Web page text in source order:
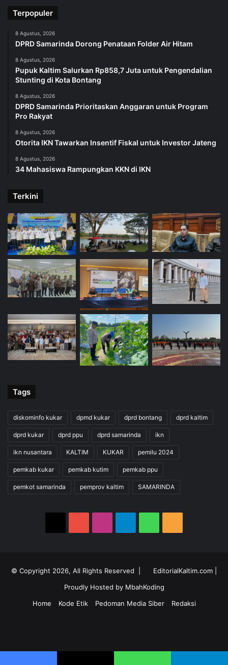
Terpopuler
8 Agustus, 2026
DPRD Samarinda Dorong Penataan Folder Air Hitam
8 Agustus, 2026
Pupuk Kaltim Salurkan Rp858,7 Juta untuk Pengendalian
Stunting di Kota Bontang
8 Agustus, 2026
DPRD Samarinda Prioritaskan Anggaran untuk Program
Pro Rakyat
8 Agustus, 2026
Otorita IKN Tawarkan Insentif Fiskal untuk Investor Jateng
8 Agustus, 2026
34 Mahasiswa Rampungkan KKN di IKN
Terkini
Tags
diskominfo kukar dpmd kukar dprd bontang dprd kaltim
dprd kukar dprd ppu dprd samarinda ikn
ikn nusantara KALTIM KUKAR pemilu 2024
pemkab kukar pemkab kutim pemkab ppu
pemkot samarinda pemprov kaltim SAMARINDA
© Copyright 2026, All Rights Reserved | EditorialKaltim.com
Proudly Hosted by MbahKoding
Home
Kode Etik Pedoman Media Siber Redaksi